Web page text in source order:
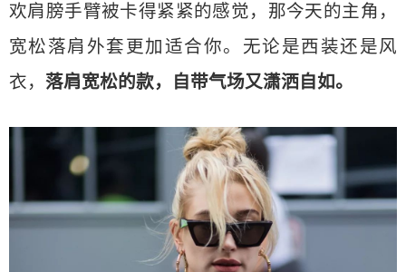
欢肩膀手臂被卡得紧紧的感觉，那今天的主角，
宽松落肩外套更加适合你。无论是西装还是风
衣， 落肩宽松的款，自带气场又潇洒自如。